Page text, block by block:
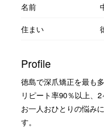
名前
住まい
Profile
徳島で深爪矯正を最も
リピート率90％以上、
お一人おひとりの悩み
す。